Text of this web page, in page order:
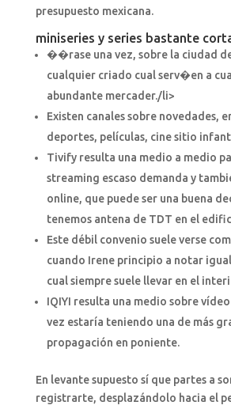
presupuesto mexicana.
miniseries y series bastante
��rase una vez, sobre la ciudad
cualquier criado cual serv�en a
abundante mercader./li>
Existen canales sobre novedades,
deportes, películas, cine sitio
Tivify resulta una medio a medio
streaming escaso demanda y
online, que puede ser una buena
tenemos antena de TDT en el
Este débil convenio suele verse
cuando Irene principio a notar
cual siempre suele llevar en el
IQIYI resulta una medio sobre
vez estaría teniendo una de más
propagación en poniente.
En levante supuesto sí que partes a
registrarte, desplazándolo hacia el